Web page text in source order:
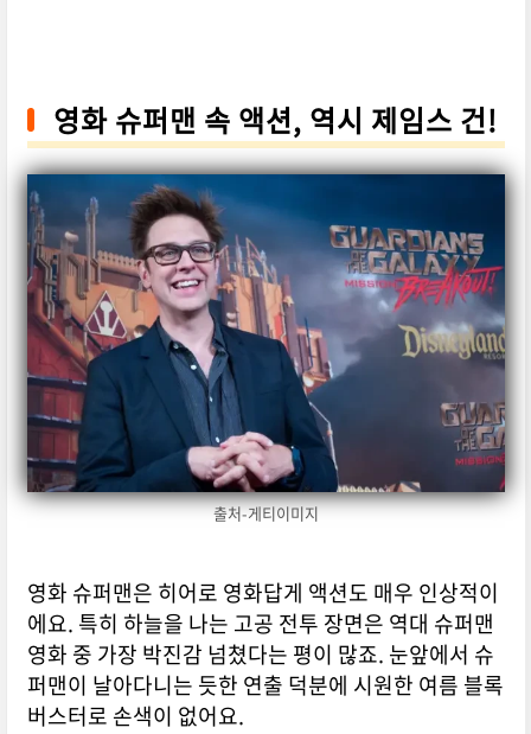
영화 슈퍼맨 속 액션, 역시 제임스 건!
출처-게티이미지
영화 슈퍼맨은 히어로 영화답게 액션도 매우 인상적이
에요. 특히 하늘을 나는 고공 전투 장면은 역대 슈퍼맨
영화 중 가장 박진감 넘쳤다는 평이 많죠. 눈앞에서 슈
퍼맨이 날아다니는 듯한 연출 덕분에 시원한 여름 블록
버스터로 손색이 없어요.